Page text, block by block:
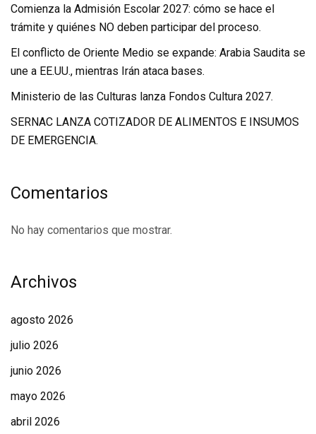
Comienza la Admisión Escolar 2027: cómo se hace el
trámite y quiénes NO deben participar del proceso.
El conflicto de Oriente Medio se expande: Arabia Saudita se
une a EE.UU., mientras Irán ataca bases.
Ministerio de las Culturas lanza Fondos Cultura 2027.
SERNAC LANZA COTIZADOR DE ALIMENTOS E INSUMOS
DE EMERGENCIA.
Comentarios
No hay comentarios que mostrar.
Archivos
agosto 2026
julio 2026
junio 2026
mayo 2026
abril 2026